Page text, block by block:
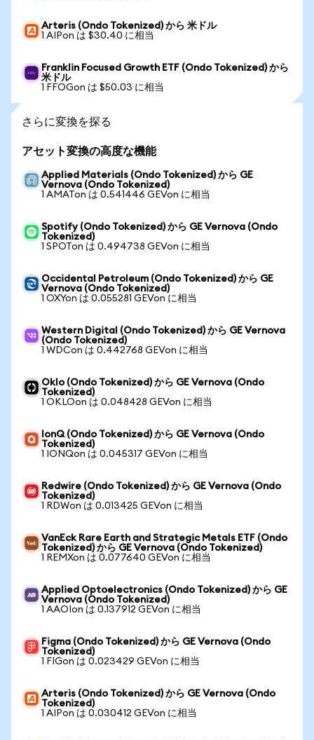
Arteris (Ondo Tokenized) から 米ドル
1 AIPon は $30.40 に相当
Franklin Focused Growth ETF (Ondo Tokenized) から
米ドル
1 FFOGon は $50.03 に相当
さらに変換を探る
アセット変換の高度な機能
Applied Materials (Ondo Tokenized) から GE
Vernova (Ondo Tokenized)
1 AMATon は 0.541446 GEVon に相当
Spotify (Ondo Tokenized) から GE Vernova (Ondo
Tokenized)
1 SPOTon は 0.494738 GEVon に相当
Occidental Petroleum (Ondo Tokenized) から GE
Vernova (Ondo Tokenized)
1 OXYon は 0.055281 GEVon に相当
Western Digital (Ondo Tokenized) から GE Vernova
(Ondo Tokenized)
1 WDCon は 0.442768 GEVon に相当
Oklo (Ondo Tokenized) から GE Vernova (Ondo
Tokenized)
1 OKLOon は 0.048428 GEVon に相当
IonQ (Ondo Tokenized) から GE Vernova (Ondo
Tokenized)
1 IONQon は 0.045317 GEVon に相当
Redwire (Ondo Tokenized) から GE Vernova (Ondo
Tokenized)
1 RDWon は 0.013425 GEVon に相当
VanEck Rare Earth and Strategic Metals ETF (Ondo
Tokenized) から GE Vernova (Ondo Tokenized)
1 REMXon は 0.077640 GEVon に相当
Applied Optoelectronics (Ondo Tokenized) から GE
Vernova (Ondo Tokenized)
1 AAOIon は 0.137912 GEVon に相当
Figma (Ondo Tokenized) から GE Vernova (Ondo
Tokenized)
1 FIGon は 0.023429 GEVon に相当
Arteris (Ondo Tokenized) から GE Vernova (Ondo
Tokenized)
1 AIPon は 0.030412 GEVon に相当